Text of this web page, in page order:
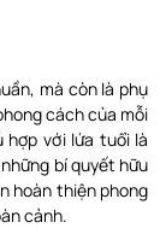
mà còn là phụ
cách của mỗi
hợp với lứa tuổi là
bí quyết hữu
hoàn thiện phong
cảnh.